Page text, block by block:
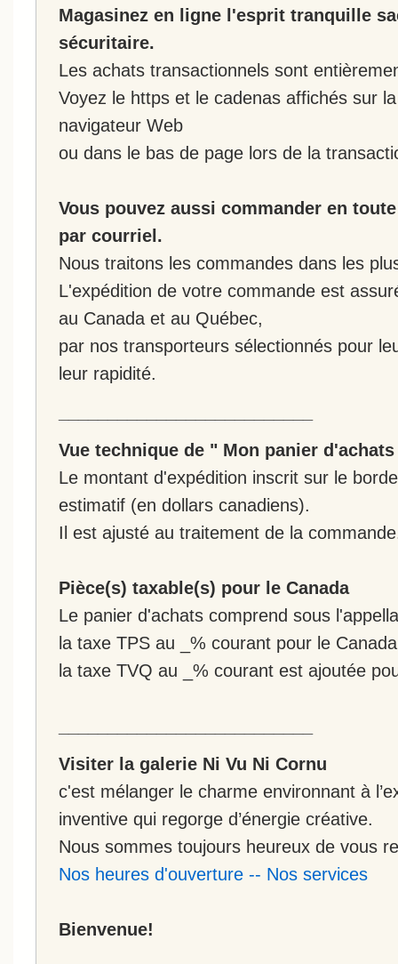
Magasinez en ligne l'esprit tranquille
sécuritaire.
Les achats transactionnels sont
Voyez le https et le cadenas affichés sur
navigateur Web
ou dans le bas de page lors de la
Vous pouvez aussi commander en
par courriel.
Nous traitons les commandes dans les
L'expédition de votre commande est
au Canada et au Québec,
par nos transporteurs sélectionnés pour
leur rapidité.
Vue technique de " Mon panier
Le montant d'expédition inscrit sur le
estimatif (en dollars canadiens).
Il est ajusté au traitement de la
Pièce(s) taxable(s) pour le Canada
Le panier d'achats comprend sous
la taxe TPS au _% courant pour le
la taxe TVQ au _% courant est ajoutée
Visiter la galerie Ni Vu Ni Cornu
c'est mélanger le charme environnant à
inventive qui regorge d’énergie créative.
Nous sommes toujours heureux de vous
Nos heures d'ouverture -- Nos services
Bienvenue!